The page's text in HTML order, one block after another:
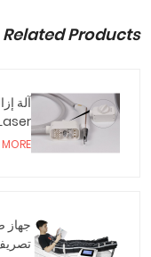
Related Products
جهاز